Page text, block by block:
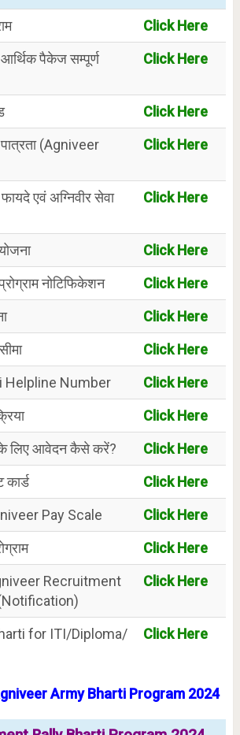
Click Here
आर्थिक पैकेज सम्पूर्ण
Click Here
Click Here
पात्रता (Agniveer
Click Here
एवं अग्निवीर सेवा
Click Here
Click Here
नोटिफिकेशन
Click Here
Click Here
Click Here
Helpline Number
Click Here
Click Here
के लिए आवेदन कैसे करें?
Click Here
कार्ड
Click Here
Pay Scale
Click Here
Click Here
Recruitment
Click Here
for ITI/Diploma/
Click Here
Army Bharti Program 2024